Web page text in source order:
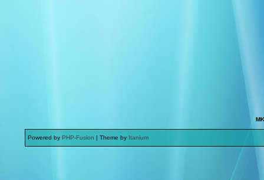
Powered by PHP-Fusion | Theme by Itanium